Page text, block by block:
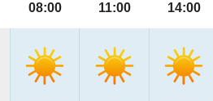
08:00 11:00 14:00